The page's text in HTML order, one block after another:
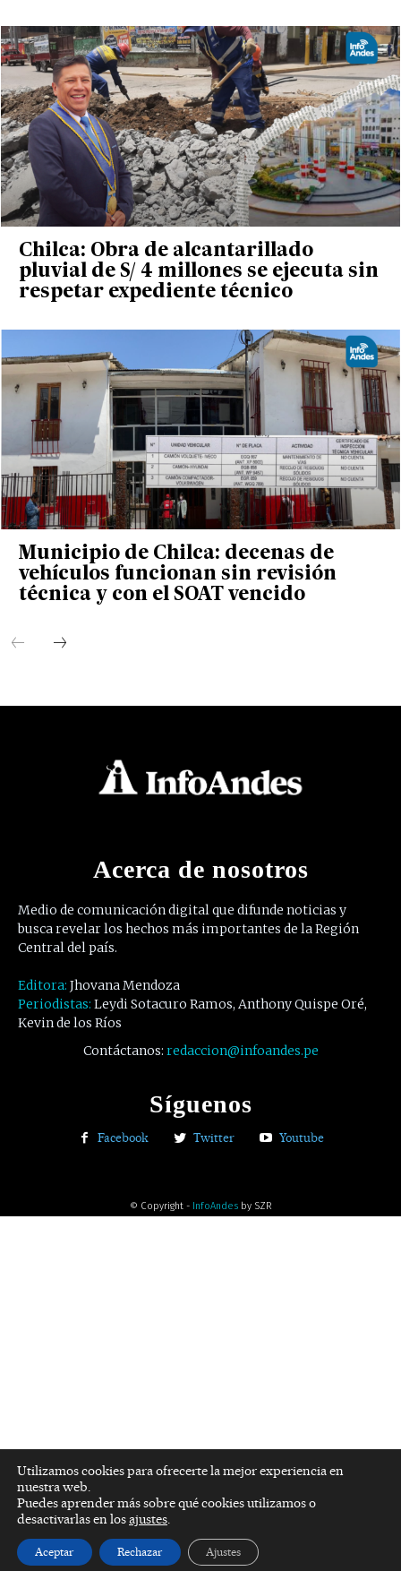
Chilca: Obra de alcantarillado
pluvial de S/ 4 millones se ejecuta sin
respetar expediente técnico
Municipio de Chilca: decenas de
vehículos funcionan sin revisión
técnica y con el SOAT vencido
Acerca de nosotros
Medio de comunicación digital que difunde noticias y
busca revelar los hechos más importantes de la Región
Central del país.
Editora: Jhovana Mendoza
Periodistas: Leydi Sotacuro Ramos, Anthony Quispe Oré,
Kevin de los Ríos
Contáctanos: redaccion@infoandes.pe
Síguenos
Facebook Twitter Youtube
© Copyright - InfoAndesby SZR
Utilizamos cookies para ofrecerte la mejor experiencia en
nuestra web.
Puedes aprender más sobre qué cookies utilizamos o
desactivarlas en losajustes.
Aceptar Rechazar Ajustes